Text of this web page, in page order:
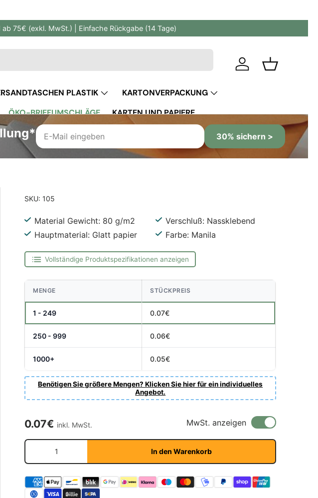
75€ (exkl. MwSt.) | Einfache Rückgabe (14 Tage)
Einloggen
PLASTIK
KARTONVERPACKUNG
ÖKO-BRIEFUMSCHLÄGE
KARTEN UND PAPIERE
30% sichern >
SKU: 105
Material Gewicht: 80 g/m2
Verschluß: Nassklebend
Hauptmaterial: Glatt papier
Farbe: Manila
Vollständige Produktspezifikationen anzeigen
MENGE STÜCKPREIS
1 - 249 0.07€
250 - 999 0.06€
1000+ 0.05€
Benötigen Sie größere Mengen? Klicken Sie hier für ein individuelles
Angebot.
Normaler Preis
0.07€ inkl. MwSt. MwSt. anzeigen
Anzahl
In den Warenkorb